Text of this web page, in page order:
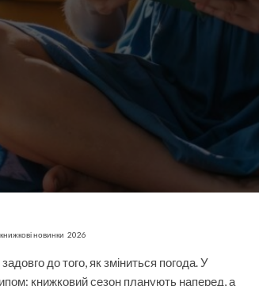
книжкові новинки 2026
до того, як зміниться погода. У
книжковий сезон планують наперед, а